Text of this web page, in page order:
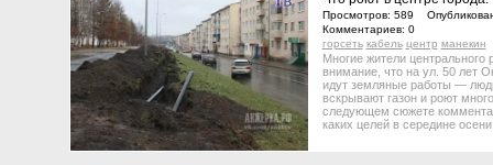
Просмотров: 589
Комментариев: 0
горсеть кабель центр манекин
Многие жители центрального
внимание, что на ул. 50 лет
идут земляные работы —
вскрывают газон и роют
следующем сюжете
каких целей в середине